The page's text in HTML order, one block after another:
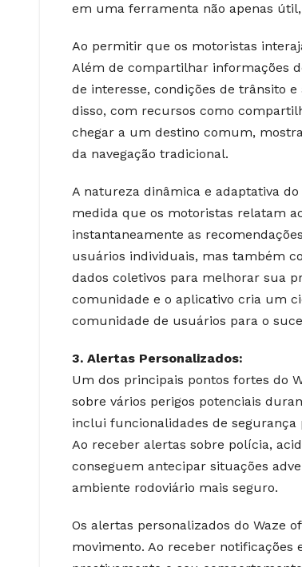
em uma ferramenta não apenas
Ao permitir que os motoristas
Além de compartilhar informações
de interesse, condições de trânsito
disso, com recursos como
chegar a um destino comum,
da navegação tradicional.
A natureza dinâmica e adaptativa
medida que os motoristas relatam
instantaneamente as
usuários individuais, mas também
dados coletivos para melhorar sua
comunidade e o aplicativo cria um
comunidade de usuários para o
3. Alertas Personalizados:
Um dos principais pontos fortes do
sobre vários perigos potenciais
inclui funcionalidades de
Ao receber alertas sobre polícia,
conseguem antecipar situações
ambiente rodoviário mais seguro.
Os alertas personalizados do Waze
movimento. Ao receber